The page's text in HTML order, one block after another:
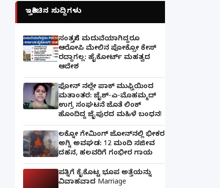
ಇತ್ತೀಚಿನ ಸುದ್ದಿಗಳು
ಸಂತ್ರಸ್ತೆಗೆ ಮದುವೆಯಾಗಿದ್ದರೂ
ಆರೋಪಿ ಮೇಲಿನ ಪೋಕ್ಸೋ ಕೇಸ್
ರದ್ದಾಗಲ್ಲ: ಹೈಕೋರ್ಟ್ ಮಹತ್ವದ
ಆದೇಶ
ಫೋನ್ ನಲ್ಲೇ ಪಾಕ್ ಮುಫ್ತಿಯಿಂದ
ಮತಾಂತರ: ಜೈಶ್-ಎ-ಮೊಹಮ್ಮದ್
ಉಗ್ರ ಸಂಘಟನೆ ಜೊತೆ ಲಿಂಕ್
ಹೊಂದಿದ್ದ ಜೈಪುರದ ಮಹಿಳೆ ಬಂಧನ!
ಲಕ್ನೋ ಗೇಮಿಂಗ್ ಜೋನ್‌ನಲ್ಲಿ ಭೀಕರ
ಅಗ್ನಿ ಅವಘಡ: 12 ಮಂದಿ ಸಜೀವ
ದಹನ, ಹಲವರಿಗೆ ಗಂಭೀರ ಗಾಯ
ಪತ್ನಿಗೆ ಕೈಕೊಟ್ಟ ಭೂಪ ಅತ್ತೆಯನ್ನು
ವಿವಾಹವಾದ Marriage